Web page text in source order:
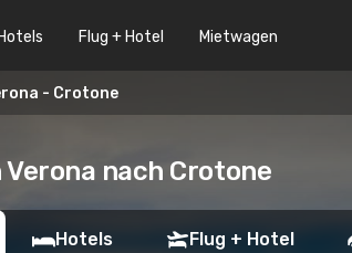
Hotels Flug + Hotel Mietwagen
- Crotone
Verona nach Crotone
Hotels Flug + Hotel